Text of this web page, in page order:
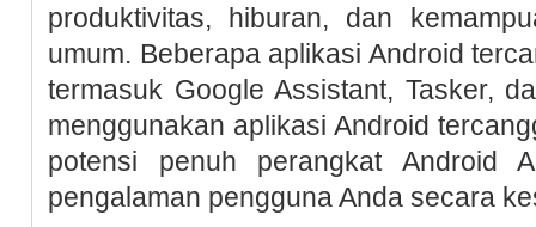
produktivitas, hiburan, dan
umum. Beberapa aplikasi Android
termasuk Google Assistant, Tasker,
menggunakan aplikasi Android
potensi penuh perangkat Android
pengalaman pengguna Anda secara